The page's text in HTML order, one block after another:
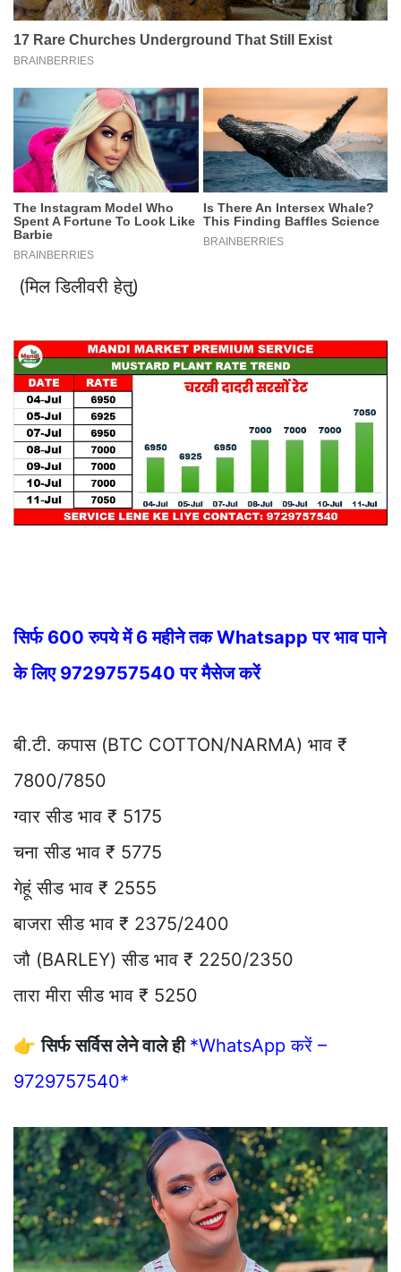
(मिल डिलीवरी हेतु)
सिर्फ 600 रुपये में 6 महीने तक Whatsapp पर भाव पाने
के लिए 9729757540 पर मैसेज करें
बी.टी. कपास (BTC COTTON/NARMA) भाव ₹
7800/7850
ग्वार सीड भाव ₹ 5175
चना सीड भाव ₹ 5775
गेहूं सीड भाव ₹ 2555
बाजरा सीड भाव ₹ 2375/2400
जौ (BARLEY) सीड भाव ₹ 2250/2350
तारा मीरा सीड भाव ₹ 5250
👉सिर्फ सर्विस लेने वाले ही *WhatsApp करें –
9729757540*